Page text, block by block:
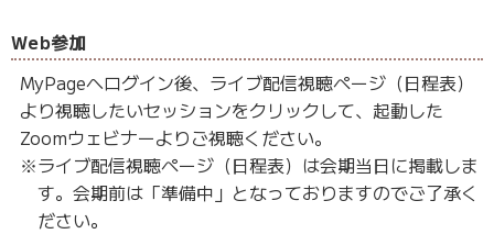
Web参加
MyPageへログイン後、ライブ配信視聴ページ（日程表）
より視聴したいセッションをクリックして、起動した
Zoomウェビナーよりご視聴ください。
※ライブ配信視聴ページ（日程表）は会期当日に掲載しま
す。会期前は「準備中」となっておりますのでご了承く
ださい。